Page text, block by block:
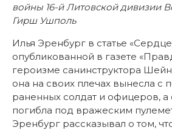
войны 16-й Литовской дивизии
Гирш Ушполь
Илья Эренбург в статье
опубликованной в газете
героизме санинструктора
она на своих плечах вынесла с
раненных солдат и офицеров, а
погибла под вражеским
Эренбург рассказывал о том,